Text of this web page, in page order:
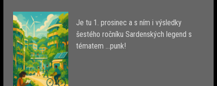
Je tu 1. prosinec a s ním i výsledky
šestého ročníku Sardenských legend s
tématem ...punk!